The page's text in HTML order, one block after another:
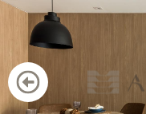
BLOG